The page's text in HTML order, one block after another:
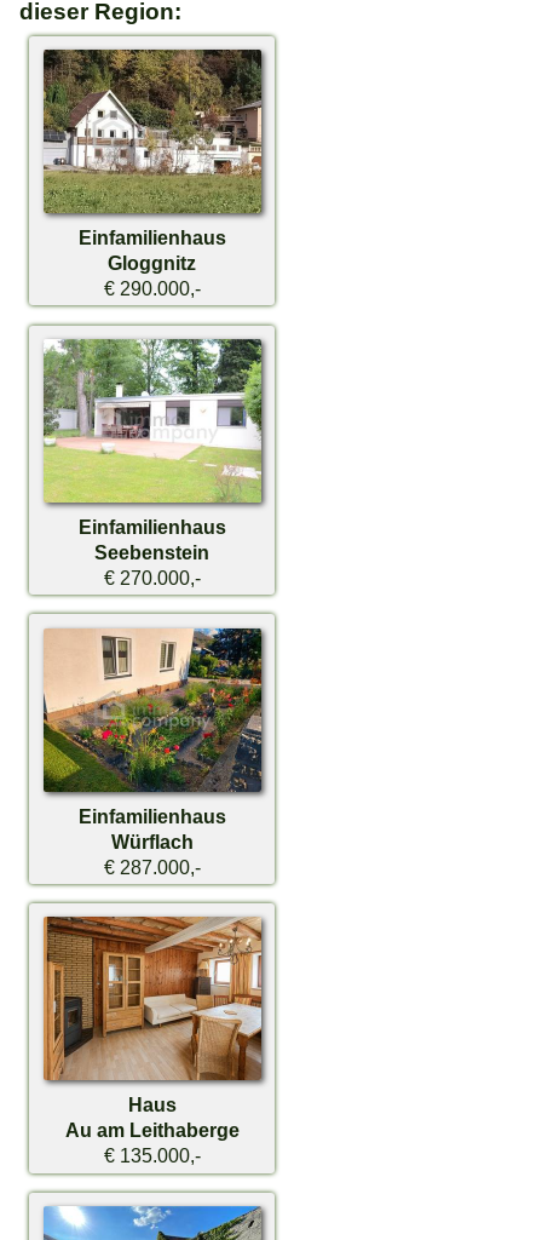
dieser Region:
Einfamilienhaus
Gloggnitz
€ 290.000,-
Einfamilienhaus
Seebenstein
€ 270.000,-
Einfamilienhaus
Würflach
€ 287.000,-
Haus
Au am Leithaberge
€ 135.000,-